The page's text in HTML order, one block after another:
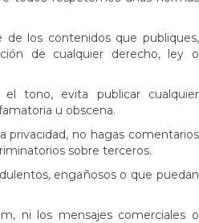
de los contenidos que publiques,
de cualquier derecho, ley o
tono, evita publicar cualquier
u obscena.
privacidad, no hagas comentarios
sobre terceros.
engañosos o que puedan
ni los mensajes comerciales o